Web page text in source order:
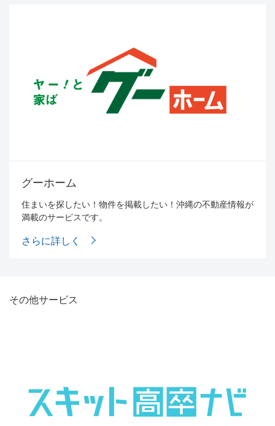
グーホーム
住まいを探したい！物件を掲載したい！ 沖縄の不動産情報が
満載のサービスです。
さらに詳しく
その他サービス